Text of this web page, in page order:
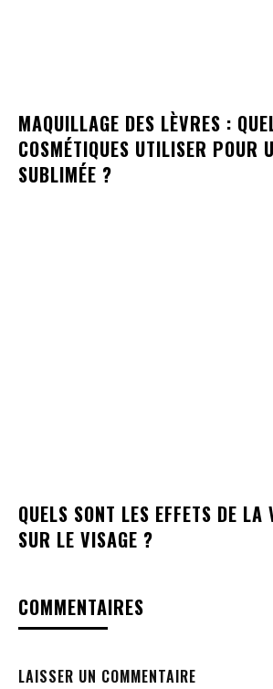
MAQUILLAGE DES LÈVRES :
COSMÉTIQUES UTILISER POUR
SUBLIMÉE ?
QUELS SONT LES EFFETS DE
SUR LE VISAGE ?
COMMENTAIRES
LAISSER UN COMMENTAIRE